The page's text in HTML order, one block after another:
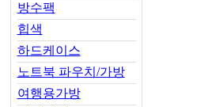
방수팩
힙색
하드케이스
노트북 파우치/가방
여행용가방